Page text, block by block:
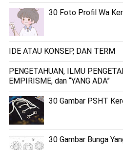
30 Foto Profil Wa
IDE ATAU KONSEP, DAN TERM
PENGETAHUAN, ILMU
EMPIRISME, dan “YANG ADA”
30 Gambar PSHT
30 Gambar Bunga